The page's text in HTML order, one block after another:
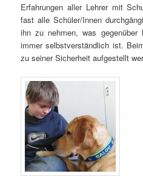
Erfahrungen aller Lehrer mit
fast alle Schüler/Innen
ihn zu nehmen, was gegenüber
immer selbstverständlich ist.
zu seiner Sicherheit aufgestellt